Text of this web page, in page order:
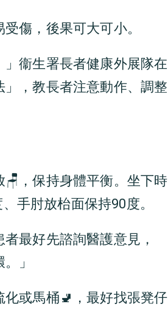
傷，後果可大可小。
」衞生署長者健康外展隊在
，教長者注意動作、調整
，保持身體平衡。坐下時
手肘放枱面保持90度。
最好先諮詢醫護意見，
」
或馬桶🚽，最好找張凳仔